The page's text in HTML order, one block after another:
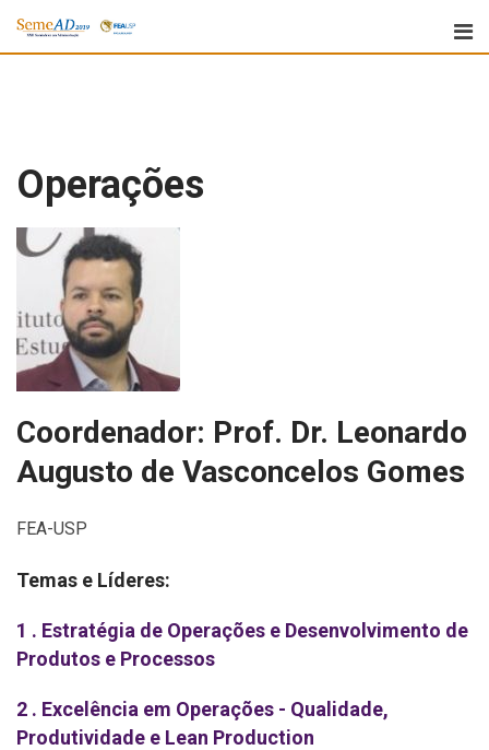
Operações
Coordenador: Prof. Dr. Leonardo
Augusto de Vasconcelos Gomes
FEA-USP
Temas e Líderes:
1 . Estratégia de Operações e Desenvolvimento de
Produtos e Processos
2 . Excelência em Operações - Qualidade,
Produtividade e Lean Production